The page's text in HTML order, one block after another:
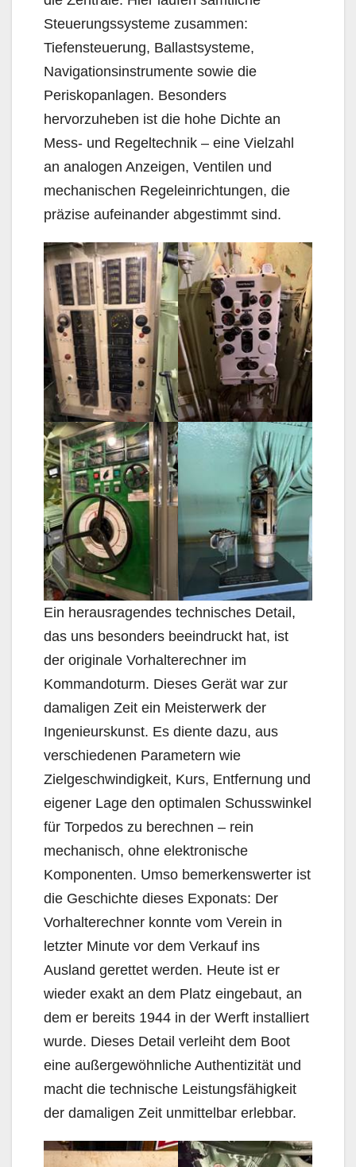
Steuerungssysteme zusammen:
Tiefensteuerung, Ballastsysteme,
Navigationsinstrumente sowie die
Periskopanlagen. Besonders
hervorzuheben ist die hohe Dichte an
Mess- und Regeltechnik – eine Vielzahl
an analogen Anzeigen, Ventilen und
mechanischen Regeleinrichtungen, die
präzise aufeinander abgestimmt sind.
Ein herausragendes technisches Detail,
das uns besonders beeindruckt hat, ist
der originale Vorhalterechner im
Kommandoturm. Dieses Gerät war zur
damaligen Zeit ein Meisterwerk der
Ingenieurskunst. Es diente dazu, aus
verschiedenen Parametern wie
Zielgeschwindigkeit, Kurs, Entfernung und
eigener Lage den optimalen Schusswinkel
für Torpedos zu berechnen – rein
mechanisch, ohne elektronische
Komponenten. Umso bemerkenswerter ist
die Geschichte dieses Exponats: Der
Vorhalterechner konnte vom Verein in
letzter Minute vor dem Verkauf ins
Ausland gerettet werden. Heute ist er
wieder exakt an dem Platz eingebaut, an
dem er bereits 1944 in der Werft installiert
wurde. Dieses Detail verleiht dem Boot
eine außergewöhnliche Authentizität und
macht die technische Leistungsfähigkeit
der damaligen Zeit unmittelbar erlebbar.